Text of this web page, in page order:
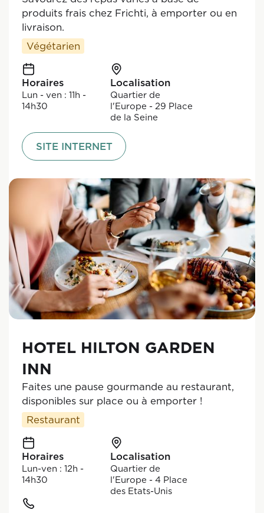
produits frais chez Frichti, à emporter ou en
livraison.
Végétarien
Horaires
Lun - ven : 11h -
14h30
Localisation
Quartier de
l'Europe - 29 Place
de la Seine
SITE INTERNET
HOTEL HILTON GARDEN
INN
Faites une pause gourmande au restaurant,
disponibles sur place ou à emporter !
Restaurant
Horaires
Lun-ven : 12h -
14h30
Localisation
Quartier de
l'Europe - 4 Place
des Etats-Unis